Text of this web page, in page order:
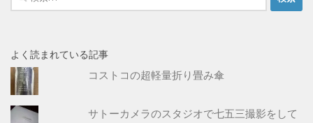
索:
よく読まれている記事
コストコの超軽量折り畳み傘
サトーカメラのスタジオで七五三撮影をして